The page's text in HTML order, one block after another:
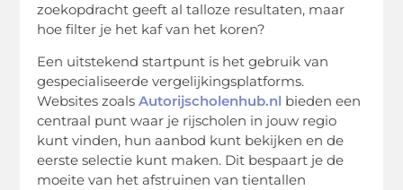
zoekopdracht geeft al talloze resultaten, maar
hoe filter je het kaf van het koren?
Een uitstekend startpunt is het gebruik van
gespecialiseerde vergelijkingsplatforms.
Websites zoalsAutorijscholenhub.nl bieden een
centraal punt waar je rijscholen in jouw regio
kunt vinden, hun aanbod kunt bekijken en de
eerste selectie kunt maken. Dit bespaart je de
moeite van het afstruinen van tientallen